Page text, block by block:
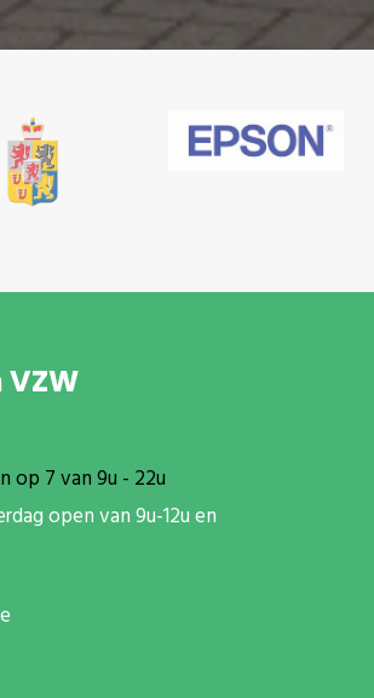
op 7 van 9u - 22u
open van 9u-12u en